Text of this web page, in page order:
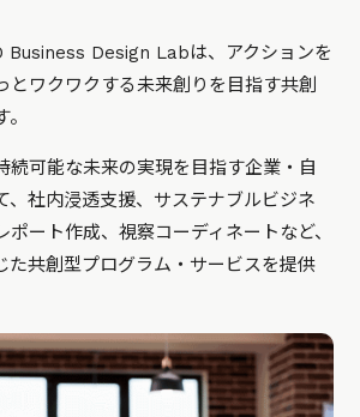
Business Design Labは、アクションを
とワクワクする未来創りを目指す共創
続可能な未来の実現を目指す企業・自
、社内浸透支援、サステナブルビジネ
ポート作成、視察コーディネートなど、
た共創型プログラム・サービスを提供